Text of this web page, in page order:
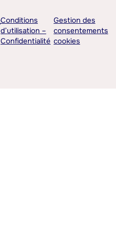
Conditions
d’utilisation –
Confidentialité
Gestion des
consentements
cookies